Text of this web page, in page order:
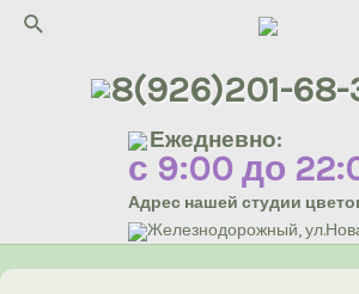
Перейти
Поиск
8(926)201-
Ежедневно:
с 9:00 до
Адрес нашей студии
Железнодорожный,